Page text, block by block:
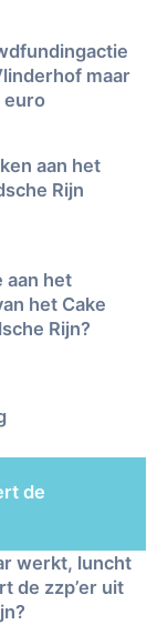
maar
euro
aan het
Rijn
aan het
het Cake
Rijn?
de
werkt, luncht
de zzp’er uit